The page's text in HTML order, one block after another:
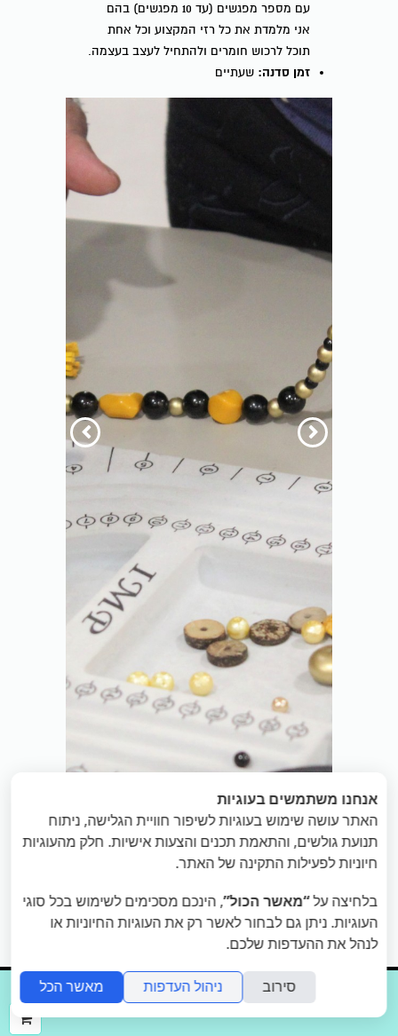
עם מספר מפגשים (עד 10 מפגשים) בהם
אני מלמדת את כל רזי המקצוע וכל אחת
תוכל לרכוש חומרים ולהתחיל לעצב בעצמה.
זמן סדנה: שעתיים
הבא
« הקודם: תהליך
סטיילינג אישי
הבא: סדנת סטיילינג

אנחנו משתמשים בעוגיות
האתר עושה שימוש בעוגיות לשיפור חוויית הגלישה, ניתוח
תנועת גולשים, והתאמת תכנים והצעות אישיות. חלק מהעוגיות
חיוניות לפעילות התקינה של האתר.
בלחיצה על“מאשר הכול”, הינכם מסכימים לשימוש בכל סוגי
העוגיות. ניתן גם לבחור לאשר רק את העוגיות החיוניות או
לנהל את ההעדפות שלכם.
סירוב ניהול העדפות מאשר הכל